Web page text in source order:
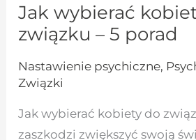
Jak wybierać
związku – 5 porad
Nastawienie psychiczne,
Związki
Jak wybierać kobiety do
zaszkodzi zwiększyć swoją